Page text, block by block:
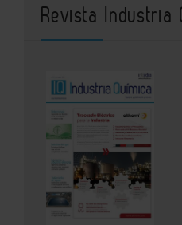
Revista Industria